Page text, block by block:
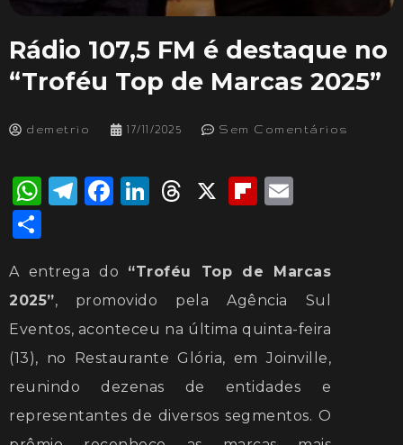
Rádio 107,5 FM é destaque no
“Troféu Top de Marcas 2025”
demetrio 17/11/2025 Sem Comentários
WhatsApp
Telegram
Facebook
LinkedIn
Threads
X Flipboard
A entrega do “Troféu Top de Marcas
2025”, promovido pela Agência Sul
Eventos, aconteceu na última quinta-feira
(13), no Restaurante Glória, em Joinville,
reunindo dezenas de entidades e
representantes de diversos segmentos. O